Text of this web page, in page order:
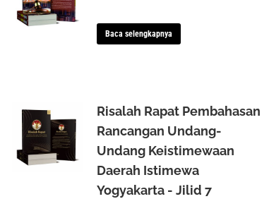
Baca selengkapnya
Risalah Rapat Pembahasan
Rancangan Undang-
Undang Keistimewaan
Daerah Istimewa
Yogyakarta - Jilid 7